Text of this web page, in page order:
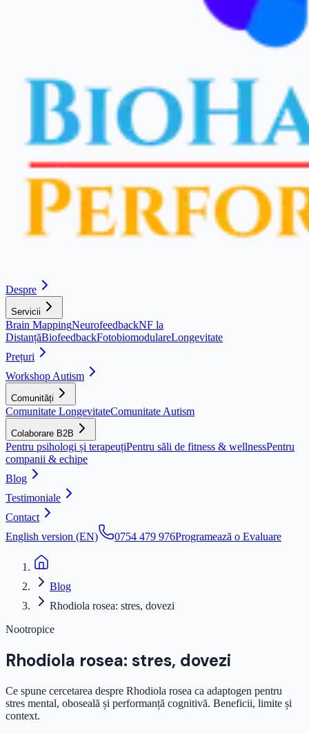
Despre
Servicii
Brain MappingNeurofeedbackNF la
DistanțăBiofeedbackFotobiomodulareLongevitate
Prețuri
Workshop Autism
Comunități
Comunitate LongevitateComunitate Autism
Colaborare B2B
Pentru psihologi și terapeuțiPentru săli de fitness & wellnessPentru
companii & echipe
Blog
Testimoniale
Contact
English version (EN)
0754 479 976Programează o Evaluare
Blog
Rhodiola rosea: stres, dovezi
Nootropice
Rhodiola rosea: stres, dovezi
Ce spune cercetarea despre Rhodiola rosea ca adaptogen pentru
stres mental, oboseală și performanță cognitivă. Beneficii, limite și
context.